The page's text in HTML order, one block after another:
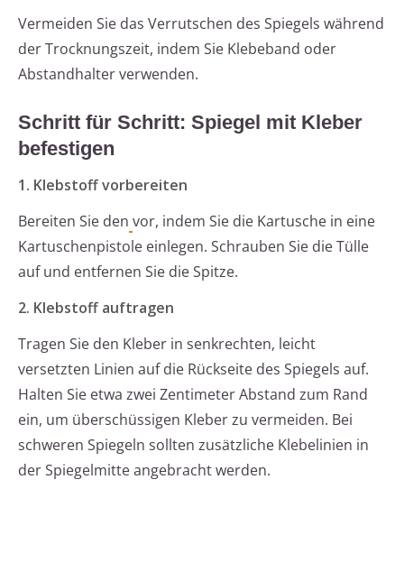
Vermeiden Sie das Verrutschen des Spiegels während
der Trocknungszeit, indem Sie Klebeband oder
Abstandhalter verwenden.
Schritt für Schritt: Spiegel mit Kleber
befestigen
1. Klebstoff vorbereiten
Bereiten Sie den vor, indem Sie die Kartusche in eine
Kartuschenpistole einlegen. Schrauben Sie die Tülle
auf und entfernen Sie die Spitze.
2. Klebstoff auftragen
Tragen Sie den Kleber in senkrechten, leicht
versetzten Linien auf die Rückseite des Spiegels auf.
Halten Sie etwa zwei Zentimeter Abstand zum Rand
ein, um überschüssigen Kleber zu vermeiden. Bei
schweren Spiegeln sollten zusätzliche Klebelinien in
der Spiegelmitte angebracht werden.